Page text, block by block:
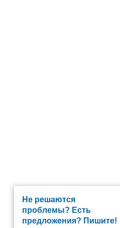
Не решаются
проблемы? Есть
предложения? Пишите!